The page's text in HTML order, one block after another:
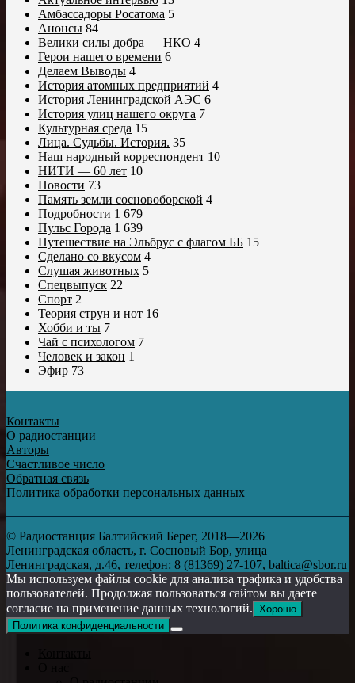
Амбассадоры Росатома 5
Анонсы 84
Велики силы добра — НКО 4
Герои нашего времени 6
Делаем Выводы 4
История атомных предприятий 4
История Ленинградской АЭС 6
История улиц нашего округа 7
Культурная среда 15
Лица. Судьбы. История. 35
Наш народный корреспондент 10
НИТИ — 60 лет 10
Новости 73
Память земли сосновоборской 4
Подробности 1 679
Пульс Города 1 639
Путешествие на Эльбрус с флагом ББ 15
Сделано со вкусом 4
Слушая животных 5
Спецвыпуск 22
Спорт 2
Теория струн и нот 16
Хобби и ты 7
Чай с психологом 7
Человек и закон 1
Эфир 73
Контакты
О радиостанции
Авторы
Счастливое число
Обратная связь
Политика обработки персональных данных
© Радиостанция Балтийский Берег, 2018—2026
Ленинградская область, г. Сосновый Бор, улица
Ленинградская, д.46, телефон: 8 (81369) 27-107, baltica@sbor.ru
Мы используем файлы cookie для анализа трафика и удобства
пользователей. Продолжая пользоваться сайтом вы даете
согласие на применение данных технологий. Хорошо
Политика конфиденциальности